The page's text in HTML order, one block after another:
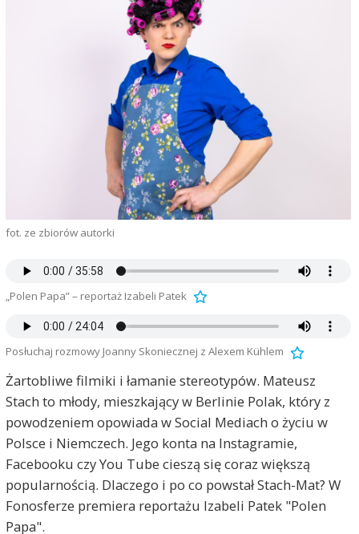
fot. ze zbiorów autorki
„Polen Papa” – reportaż Izabeli Patek
Posłuchaj rozmowy Joanny Skoniecznej z Alexem Kühlem
Żartobliwe filmiki i łamanie stereotypów. Mateusz
Stach to młody, mieszkający w Berlinie Polak, który z
powodzeniem opowiada w Social Mediach o życiu w
Polsce i Niemczech. Jego konta na Instagramie,
Facebooku czy You Tube cieszą się coraz większą
popularnością. Dlaczego i po co powstał Stach-Mat? W
Fonosferze premiera reportażu Izabeli Patek "Polen
Papa".